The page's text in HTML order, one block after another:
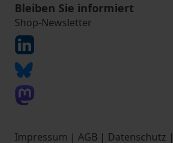
Bleiben Sie informiert
Shop-Newsletter
Impressum | AGB | Datenschutz |